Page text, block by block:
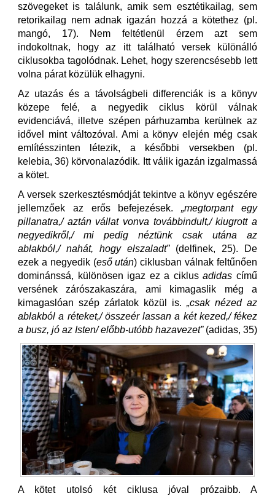
szövegeket is találunk, amik sem esztétikailag, sem
retorikailag nem adnak igazán hozzá a kötethez (pl.
mangó, 17). Nem feltétlenül érzem azt sem
indokoltnak, hogy az itt található versek különálló
ciklusokba tagolódnak. Lehet, hogy szerencsésebb lett
volna párat közülük elhagyni.
Az utazás és a távolságbeli differenciák is a könyv
közepe felé, a negyedik ciklus körül válnak
evidenciává, illetve szépen párhuzamba kerülnek az
idővel mint változóval. Ami a könyv elején még csak
említésszinten létezik, a későbbi versekben (pl.
kelebia, 36) körvonalazódik. Itt válik igazán izgalmassá
a kötet.
A versek szerkesztésmódját tekintve a könyv egészére
jellemzőek az erős befejezések.„megtorpant egy
pillanatra,/ aztán vállat vonva továbbindult,/ kiugrott a
negyedikről,/ mi pedig néztünk csak utána az
ablakból,/ nahát, hogy elszaladt” (delfinek, 25). De
ezek a negyedik (eső után) ciklusban válnak feltűnően
dominánssá, különösen igaz ez a ciklusadidas című
versének zárószakaszára, ami kimagaslik még a
kimagaslóan szép zárlatok közül is. „csak nézed az
ablakból a réteket,/ összeér lassan a két kezed,/ fékez
a busz, jó az Isten/ előbb-utóbb hazavezet”(adidas, 35)
A kötet utolsó két ciklusa jóval prózaibb. A